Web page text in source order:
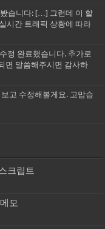
습니다: […] 그런데 이 할
시간 트래픽 상황에 따라
정 완료했습니다. 추가로
면 말씀해주시면 감사하
고 수정해볼게요. 고맙습
크립트
모